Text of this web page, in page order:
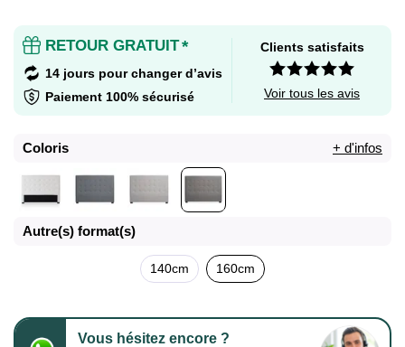
RETOUR GRATUIT*
14 jours pour changer d’avis
Paiement 100% sécurisé
Clients satisfaits
Voir tous les avis
Coloris + d'infos
Autre(s) format(s)
140cm 160cm
Vous hésitez encore ?